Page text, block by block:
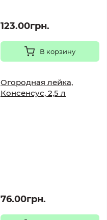
123.00грн.
В корзину
Огородная лейка,
Консенсус, 2,5 л
76.00грн.